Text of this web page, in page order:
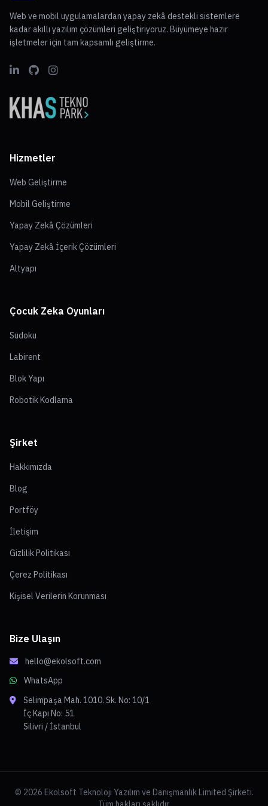
Web ve mobil uygulamalardan yapay zekâ destekli sistemlere
kadar akıllı yazılım çözümleri geliştiriyoruz. Büyümeye hazır
işletmeler için tam kapsamlı geliştirme.
Hizmetler
Web Geliştirme
Mobil Geliştirme
Yapay Zekâ Çözümleri
Yapay Zekâ İçerik Çözümleri
Altyapı
Çocuk Zeka Oyunları
Sudoku
Labirent
Blok Yapı
Robotik Kodlama
Şirket
Hakkımızda
Blog
Portföy
İletişim
Gizlilik Politikası
Çerez Politikası
Kişisel Verilerin Korunması
Bize Ulaşın
hello@ekolsoft.com
WhatsApp
Selimpaşa Mah. 1010. Sk. No: 10/1
İç Kapı No: 51
Silivri / İstanbul
© 2026 Ekolsoft Teknoloji Yazılım ve Danışmanlık Limited Şirketi.